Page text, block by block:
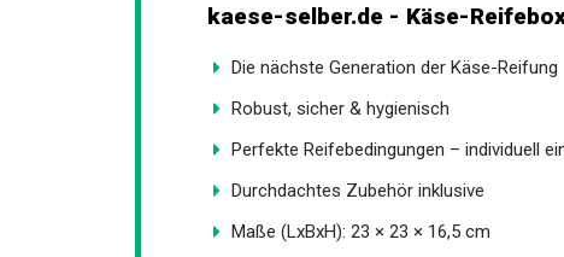
kaese-selber.de - Käse-
Die nächste Generation der Käse-Reifung
Robust, sicher & hygienisch
Perfekte Reifebedingungen – individuell
Durchdachtes Zubehör inklusive
Maße (LxBxH): 23 × 23 × 16,5 cm